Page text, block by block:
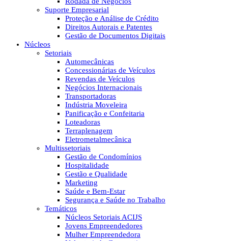
Suporte Empresarial
Proteção e Análise de Crédito
Direitos Autorais e Patentes
Gestão de Documentos Digitais
Núcleos
Setoriais
Automecânicas
Concessionárias de Veículos
Revendas de Veículos
Negócios Internacionais
Transportadoras
Indústria Moveleira
Panificação e Confeitaria
Loteadoras
Terraplenagem
Eletrometalmecânica
Multissetoriais
Gestão de Condomínios
Hospitalidade
Gestão e Qualidade
Marketing
Saúde e Bem-Estar
Segurança e Saúde no Trabalho
Temáticos
Núcleos Setoriais ACIJS
Jovens Empreendedores
Mulher Empreendedora